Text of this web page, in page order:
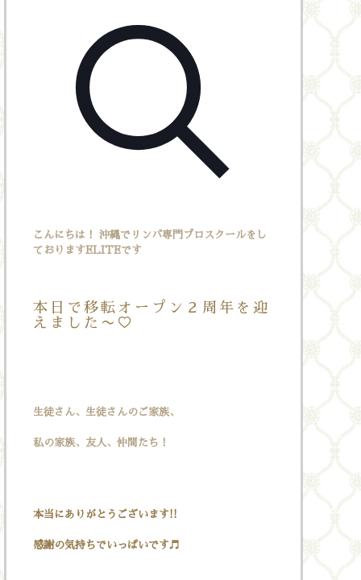
こんにちは！ 沖縄でリンパ専門プロスクールをし
ておりますELITEです
本日で移転オープン２周年を迎
えました〜♡
生徒さん、生徒さんのご家族、
私の家族、友人、仲間たち！
本当にありがとうございます!!
感謝の気持ちでいっぱいです♬